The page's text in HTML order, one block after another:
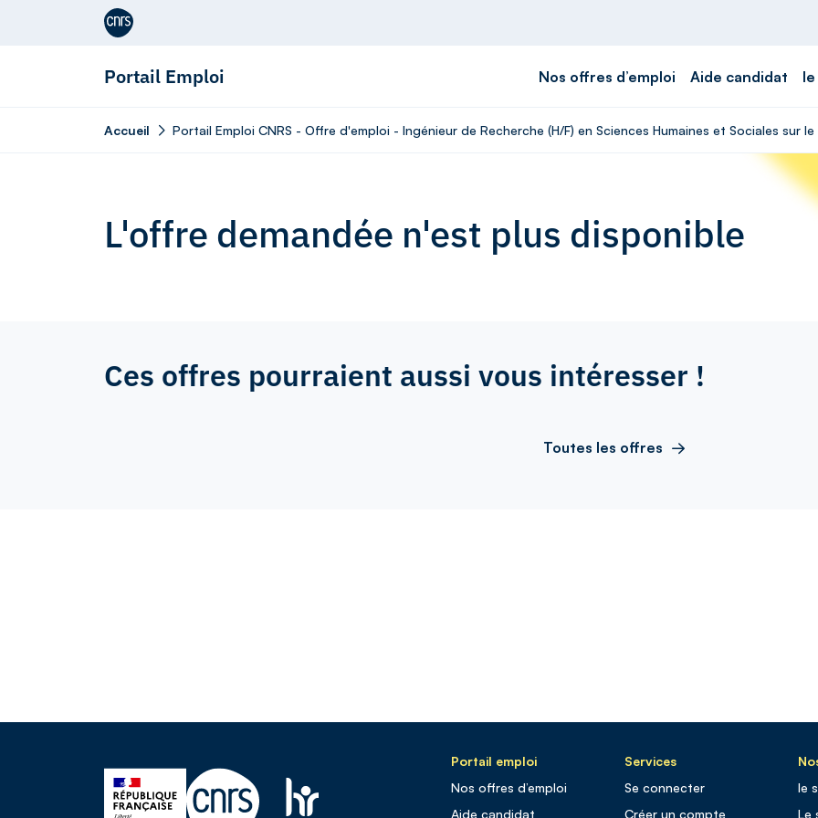
Aller au contenu
Portail Emploi Nos offres d’emploi Aide candidat
Accueil Portail Emploi CNRS - Offre d'emploi - Ingénieur de Recherche (H/F) en Sciences Humaines et Sociales sur le
L'offre demandée n'est plus disponible
Ces offres pourraient aussi vous intéresser !
Toutes les offres
Portail emploi
Nos offres d’emploi
Aide candidat
Services
Se connecter
Créer un compte
le
Le